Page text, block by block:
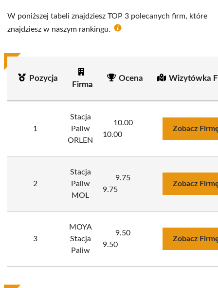
W poniższej tabeli znajdziesz TOP 3 polecanych firm, które
znajdziesz w naszym rankingu.
Pozycja
Firma
Ocena Wizytówka
1
Stacja
Paliw
ORLEN
10.00
10.00
Zobacz
2
Stacja
Paliw
MOL
9.75
9.75
Zobacz
3
MOYA
Stacja
Paliw
9.50
9.50
Zobacz